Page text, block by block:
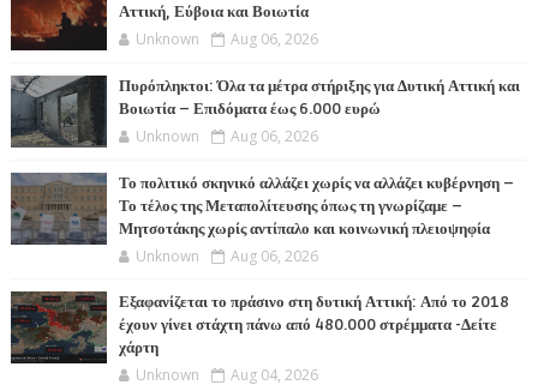
Αττική, Εύβοια και Βοιωτία
Unknown Aug 06, 2026
Πυρόπληκτοι: Όλα τα μέτρα στήριξης για Δυτική Αττική και
Βοιωτία – Επιδόματα έως 6.000 ευρώ
Unknown Aug 06, 2026
Το πολιτικό σκηνικό αλλάζει χωρίς να αλλάζει κυβέρνηση –
Το τέλος της Μεταπολίτευσης όπως τη γνωρίζαμε –
Μητσοτάκης χωρίς αντίπαλο και κοινωνική πλειοψηφία
Unknown Aug 06, 2026
Εξαφανίζεται το πράσινο στη δυτική Αττική: Από το 2018
έχουν γίνει στάχτη πάνω από 480.000 στρέμματα -Δείτε
χάρτη
Unknown Aug 04, 2026